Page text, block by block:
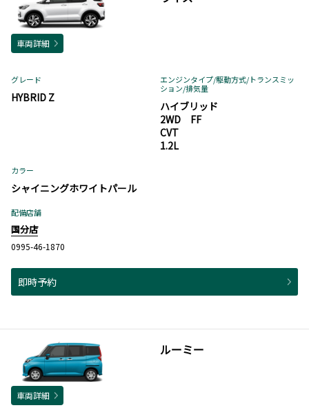
車両詳細
グレード
HYBRID Z
エンジンタイプ/駆動方式/トランスミッ
ション/排気量
ハイブリッド
2WD FF
CVT
1.2L
カラー
シャイニングホワイトパール
配備店舗
国分店
0995-46-1870
即時予約
ルーミー
車両詳細